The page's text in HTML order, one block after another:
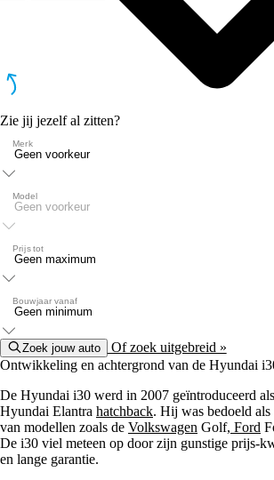
Zie jij jezelf al zitten?
Merk
Model
Prijs tot
Bouwjaar vanaf
Zoek jouw auto
Of zoek uitgebreid »
Ontwikkeling en achtergrond van de Hyundai
De Hyundai i30 werd in 2007 geïntroduceerd
Hyundai Elantra hatchback. Hij was bedoeld
van modellen zoals de Volkswagen Golf, Ford
De i30 viel meteen op door zijn gunstige prijs-
en lange garantie.